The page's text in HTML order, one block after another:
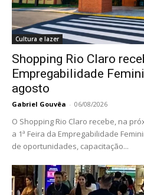
Cultura e lazer
Shopping Rio Claro
Empregabilidade
agosto
Gabriel Gouvêa - 06/08/2026
O Shopping Rio Claro recebe, na
a 1ª Feira da Empregabilidade
de oportunidades, capacitação...